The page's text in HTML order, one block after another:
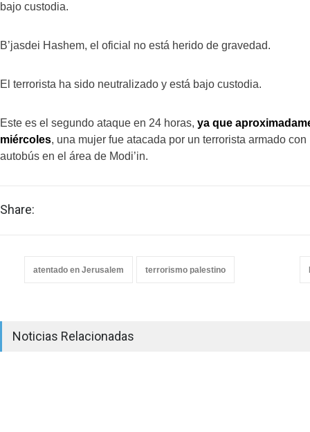
bajo custodia.
B’jasdei Hashem, el oficial no está herido de gravedad.
El terrorista ha sido neutralizado y está bajo custodia.
Este es el segundo ataque en 24 horas, ya que
miércoles, una mujer fue atacada por un terrorista armado
autobús en el área de Modi’in.
Share:
atentado en Jerusalem terrorismo palestino
Noticias Relacionadas